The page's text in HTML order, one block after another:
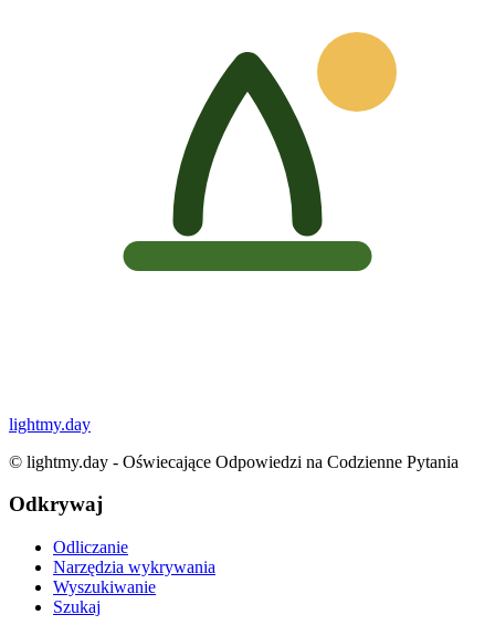
lightmy.day
© lightmy.day - Oświecające Odpowiedzi na Codzienne Pytania
Odkrywaj
Odliczanie
Narzędzia wykrywania
Wyszukiwanie
Szukaj